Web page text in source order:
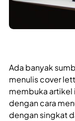
Ada banyak
menulis cover
membuka artikel
dengan cara
dengan singkat